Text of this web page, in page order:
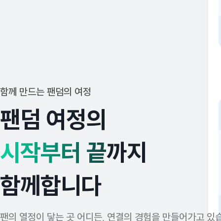
함께 만드는 팬덤의 여정
팬덤 여정의
시작부터 끝까지
함께합니다
팬의 열정이 닿는 곳 어디든, 연결의 경험을 만들어가고 있